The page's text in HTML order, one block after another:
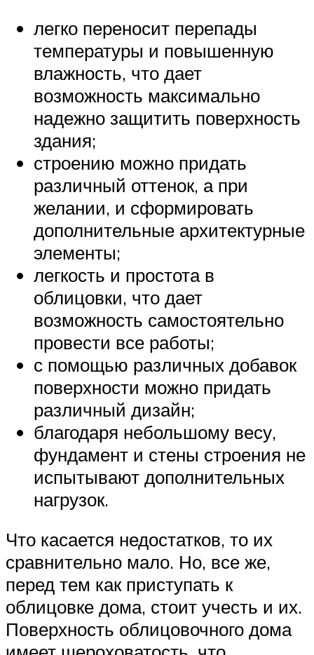
легко переносит перепады
температуры и повышенную
влажность, что дает
возможность максимально
надежно защитить поверхность
здания;
строению можно придать
различный оттенок, а при
желании, и сформировать
дополнительные архитектурные
элементы;
легкость и простота в
облицовки, что дает
возможность самостоятельно
провести все работы;
с помощью различных добавок
поверхности можно придать
различный дизайн;
благодаря небольшому весу,
фундамент и стены строения не
испытывают дополнительных
нагрузок.
Что касается недостатков, то их
сравнительно мало. Но, все же,
перед тем как приступать к
облицовке дома, стоит учесть и их.
Поверхность облицовочного дома